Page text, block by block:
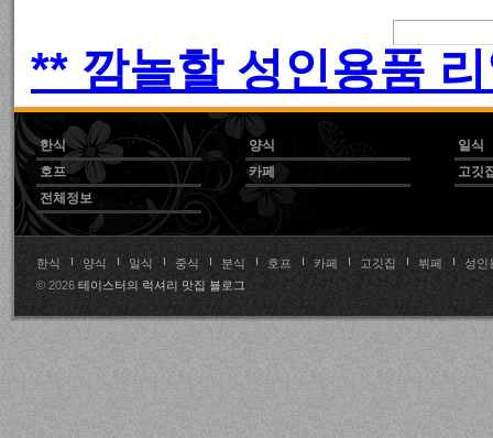
** 깜놀할 성인용품
한식 양식
일식
호프
카페
고깃
전체정보
한식 양식 일식 중식 분식 호프 카페 고깃집 뷔페
성인
© 2026 테이스터의 럭셔리 맛집 블로그